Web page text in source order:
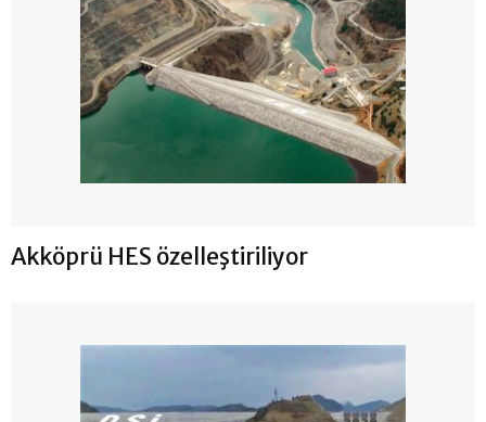
Akköprü HES özelleştiriliyor